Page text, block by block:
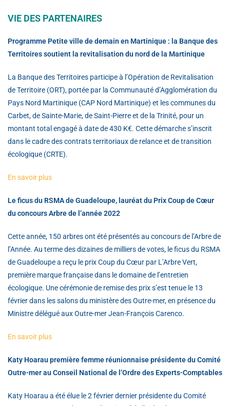
VIE DES PARTENAIRES
Programme Petite ville de demain en Martinique : la Banque des
Territoires soutient la revitalisation du nord de la Martinique
La Banque des Territoires participe à l’Opération de Revitalisation
de Territoire (ORT), portée par la Communauté d’Agglomération du
Pays Nord Martinique (CAP Nord Martinique) et les communes du
Carbet, de Sainte-Marie, de Saint-Pierre et de la Trinité, pour un
montant total engagé à date de 430 K€. Cette démarche s’inscrit
dans le cadre des contrats territoriaux de relance et de transition
écologique (CRTE).
En savoir plus
Le ficus du RSMA de Guadeloupe, lauréat du Prix Coup de Cœur
du concours Arbre de l’année 2022
Cette année, 150 arbres ont été présentés au concours de l’Arbre de
l’Année. Au terme des dizaines de milliers de votes, le ficus du RSMA
de Guadeloupe a reçu le prix Coup du Cœur par L’Arbre Vert,
première marque française dans le domaine de l’entretien
écologique. Une cérémonie de remise des prix s’est tenue le 13
février dans les salons du ministère des Outre-mer, en présence du
Ministre délégué aux Outre-mer Jean-François Carenco.
En savoir plus
Katy Hoarau première femme réunionnaise présidente du Comité
Outre-mer au Conseil National de l’Ordre des Experts-Comptables
Katy Hoarau a été élue le 2 février dernier présidente du Comité